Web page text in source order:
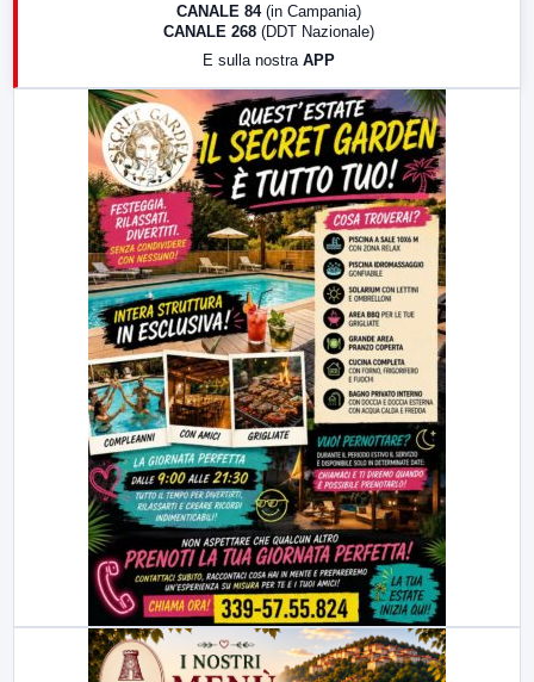
LabNews (replica)
CANALE 84 (in Campania)
CANALE 268 (DDT Nazionale)
E sulla nostra APP